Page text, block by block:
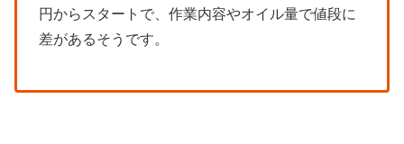
円からスタートで、作業内容やオイル量で値段に
差があるそうです。